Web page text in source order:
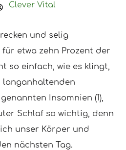
Clever Vital
und selig
etwa zehn Prozent der
so einfach, wie es klingt,
langanhaltenden
Insomnien (1),
Schlaf so wichtig, denn
unser Körper und
nächsten Tag.